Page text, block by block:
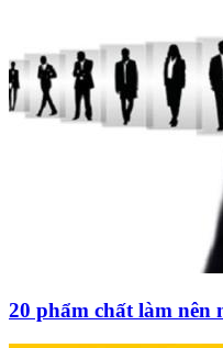
20 phẩm chất làm nên